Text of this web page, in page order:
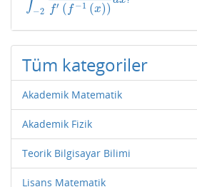
−2 f′ ( f −1 (x))
Tüm kategoriler
Akademik Matematik
Akademik Fizik
Teorik Bilgisayar Bilimi
Lisans Matematik